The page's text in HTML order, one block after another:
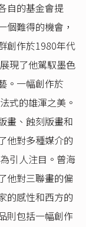
自的基金會提
個難得的機會，
創作於1980年代
現了他駕馭墨色
。一幅創作於
式的雄渾之美。
畫、蝕刻版畫和
他對多種媒介的
引人注目。曾海
他對三聯畫的偏
的感性和西方的
則包括一幅創作